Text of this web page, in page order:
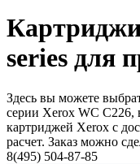
series для
Здесь вы можете
серии Xerox WC C226,
картриджей Xerox с
расчет. Заказ можно
8(495) 504-87-85